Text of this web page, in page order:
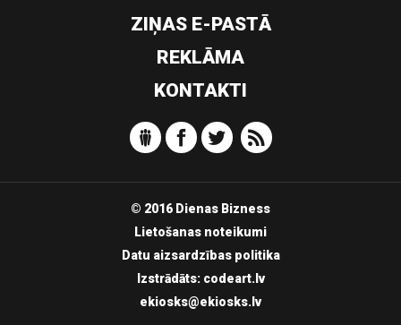
ZIŅAS E-PASTĀ
REKLĀMA
KONTAKTI
© 2016 Dienas Bizness
Lietošanas noteikumi
Datu aizsardzības politika
Izstrādāts: codeart.lv
ekiosks@ekiosks.lv